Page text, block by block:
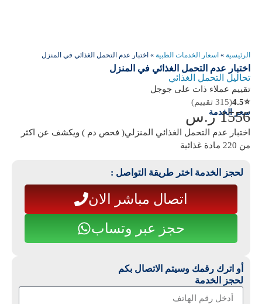
الرئيسية » اسعار الخدمات الطبية » اختبار عدم التحمل الغذائي في المنزل
اختبار عدم التحمل الغذائي في المنزل
تحاليل التحمل الغذائي
تقييم عملاء ذات على جوجل
⭐
4.5(315 تقييم)
سعر الخدمة
1556 ر.س
اختبار عدم التحمل الغذائي المنزلي( فحص دم ) ويكشف عن اكثر
من 220 مادة غذائية
لحجز الخدمة اختر طريقة التواصل :
اتصال مباشر الان
حجز عبر وتساب
أو اترك رقمك وسيتم الاتصال بكم
لحجز الخدمة